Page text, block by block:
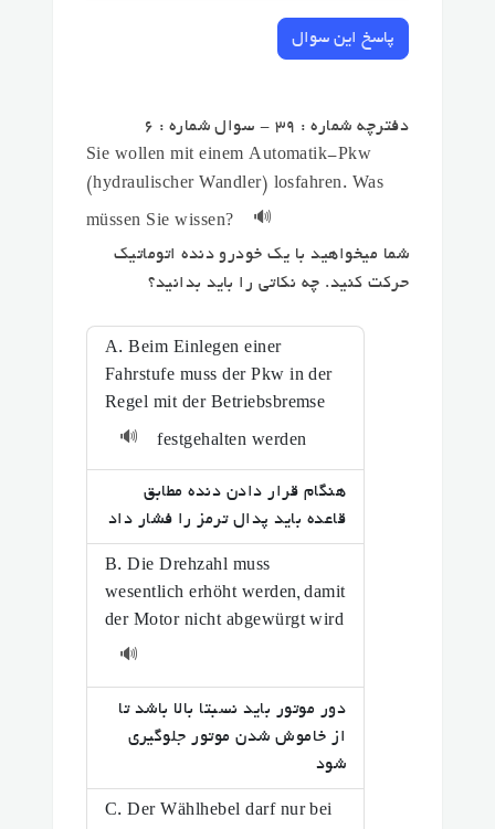
پاسخ این سوال
دفترچه شماره : 39 - سوال شماره : 6
Sie wollen mit einem Automatik-Pkw
(hydraulischer Wandler) losfahren. Was
müssen Sie wissen?
🔊
شما میخواهید با یک خودرو دنده اتوماتیک
حرکت کنید. چه نکاتی را باید بدانید؟
A. Beim Einlegen einer
Fahrstufe muss der Pkw in der
Regel mit der Betriebsbremse
festgehalten werden
🔊
هنگام قرار دادن دنده مطابق
قاعده باید پدال ترمز را فشار داد
B. Die Drehzahl muss
wesentlich erhöht werden, damit
der Motor nicht abgewürgt wird
🔊
دور موتور باید نسبتا بالا باشد تا
از خاموش شدن موتور جلوگیری
شود
C. Der Wählhebel darf nur bei